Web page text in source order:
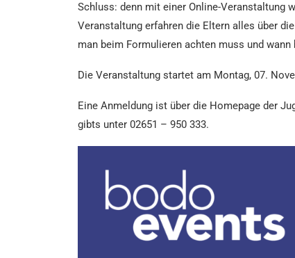
Schluss: denn mit einer Online-Veranstaltung
Veranstaltung erfahren die Eltern alles über
man beim Formulieren achten muss und
Die Veranstaltung startet am Montag, 07.
Eine Anmeldung ist über die Homepage der
gibts unter 02651 – 950 333.